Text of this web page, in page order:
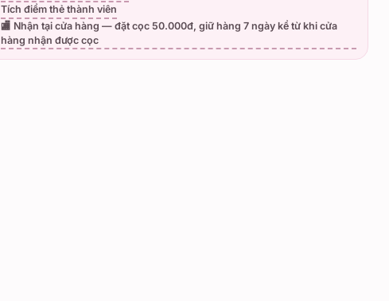
Tích điểm thẻ thành viên
🏬 Nhận tại cửa hàng — đặt cọc 50.000đ, giữ hàng 7 ngày kể từ khi cửa
hàng nhận được cọc